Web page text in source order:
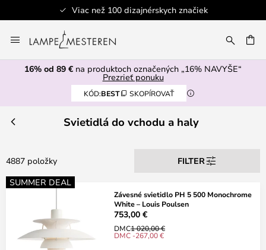
Bezpečná platba
to
Content
16% od 89 € na produktoch označených „16% NAVYŠE“
Prezrieť ponuku
KÓD:BEST SKOPÍROVAŤ
Svietidlá do vchodu a haly
4887 položky
FILTER
SUMMER DEAL
Závesné svietidlo PH 5 500 Monochrome
White – Louis Poulsen
753,00 €
DMC1 020,00 €
DMC -267,00 €